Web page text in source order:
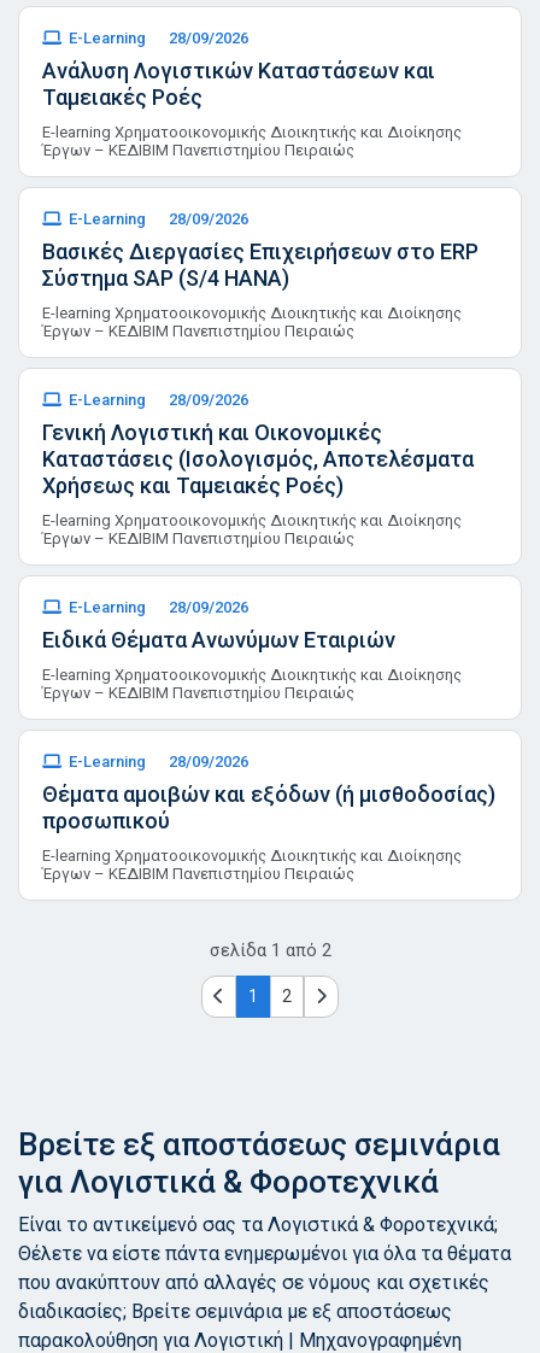
E-Learning 28/09/2026
Ανάλυση Λογιστικών Καταστάσεων και
Ταμειακές Ροές
E-learning Χρηματοοικονομικής Διοικητικής και Διοίκησης
Έργων – ΚΕΔΙΒΙΜ Πανεπιστημίου Πειραιώς
E-Learning 28/09/2026
Βασικές Διεργασίες Επιχειρήσεων στο ERP
Σύστημα SAP (S/4 HANA)
E-learning Χρηματοοικονομικής Διοικητικής και Διοίκησης
Έργων – ΚΕΔΙΒΙΜ Πανεπιστημίου Πειραιώς
E-Learning 28/09/2026
Γενική Λογιστική και Οικονομικές
Καταστάσεις (Ισολογισμός, Αποτελέσματα
Χρήσεως και Ταμειακές Ροές)
E-learning Χρηματοοικονομικής Διοικητικής και Διοίκησης
Έργων – ΚΕΔΙΒΙΜ Πανεπιστημίου Πειραιώς
E-Learning 28/09/2026
Ειδικά Θέματα Ανωνύμων Εταιριών
E-learning Χρηματοοικονομικής Διοικητικής και Διοίκησης
Έργων – ΚΕΔΙΒΙΜ Πανεπιστημίου Πειραιώς
E-Learning 28/09/2026
Θέματα αμοιβών και εξόδων (ή μισθοδοσίας)
προσωπικού
E-learning Χρηματοοικονομικής Διοικητικής και Διοίκησης
Έργων – ΚΕΔΙΒΙΜ Πανεπιστημίου Πειραιώς
σελίδα 1 από 2
1 2
Βρείτε εξ αποστάσεως σεμινάρια
για Λογιστικά & Φοροτεχνικά
Είναι το αντικείμενό σας τα Λογιστικά & Φοροτεχνικά;
Θέλετε να είστε πάντα ενημερωμένοι για όλα τα θέματα
που ανακύπτουν από αλλαγές σε νόμους και σχετικές
διαδικασίες; Βρείτε σεμινάρια με εξ αποστάσεως
παρακολούθηση για Λογιστική | Μηχανογραφημένη